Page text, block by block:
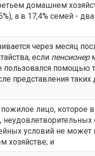
домашнем
а в 17,4% семей -
через месяц
если пенсионер
пользовался помощью
представления таких
лицо, которое
условий не может
хозяйстве; и